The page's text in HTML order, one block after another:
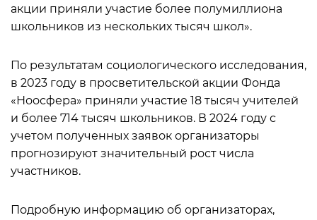
акции приняли участие более полумиллиона
школьников из нескольких тысяч школ».
По результатам социологического исследования,
в 2023 году в просветительской акции Фонда
«Ноосфера» приняли участие 18 тысяч учителей
и более 714 тысяч школьников. В 2024 году с
учетом полученных заявок организаторы
прогнозируют значительный рост числа
участников.
Подробную информацию об организаторах,